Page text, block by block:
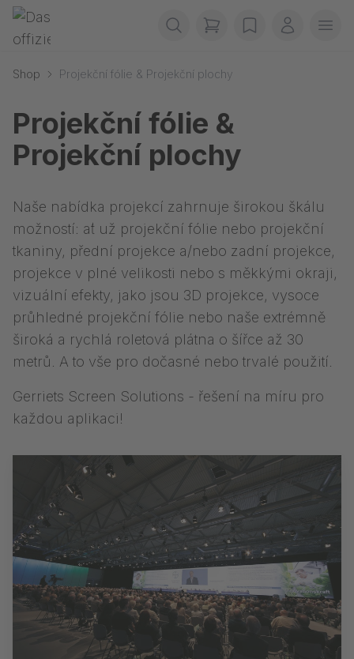
Přeskočit navigaci
Gerriets
items in cart, view
wishlistMůj účet
Shop Projekční fólie & Projekční plochy
Projekční fólie &
Projekční plochy
Naše nabídka projekcí zahrnuje širokou škálu
možností: ať už projekční fólie nebo projekční
tkaniny, přední projekce a/nebo zadní projekce,
projekce v plné velikosti nebo s měkkými okraji,
vizuální efekty, jako jsou 3D projekce, vysoce
průhledné projekční fólie nebo naše extrémně
široká a rychlá roletová plátna o šířce až 30
metrů. A to vše pro dočasné nebo trvalé použití.
Gerriets Screen Solutions - řešení na míru pro
každou aplikaci!